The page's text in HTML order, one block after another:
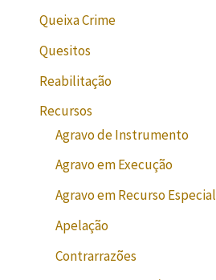
Queixa Crime
Quesitos
Reabilitação
Recursos
Agravo de Instrumento
Agravo em Execução
Agravo em Recurso Especial
Apelação
Contrarrazões